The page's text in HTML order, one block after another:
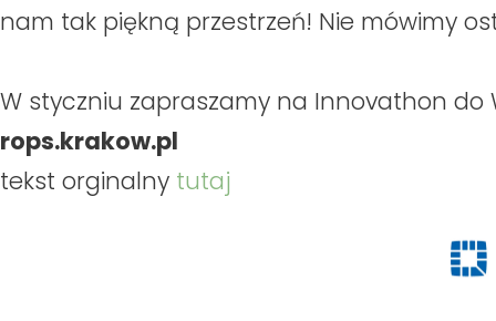
nam tak piękną przestrzeń! Nie mówimy
W styczniu zapraszamy na Innovathon do
rops.krakow.pl
tekst orginalny tutaj